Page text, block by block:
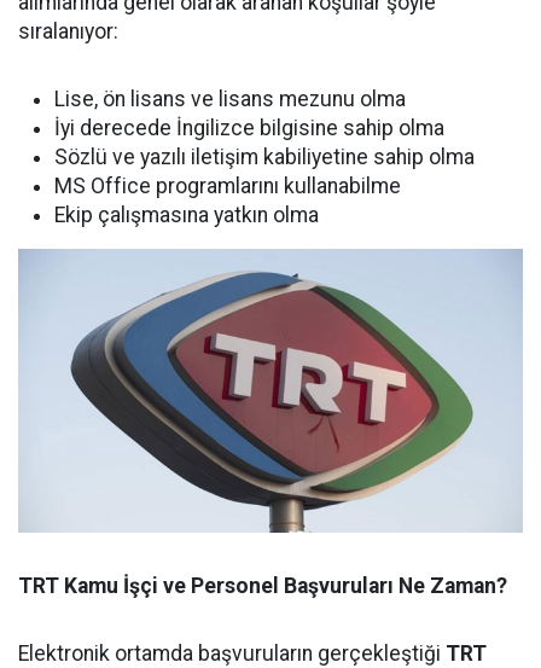
sıralanıyor:
Lise, ön lisans ve lisans mezunu olma
İyi derecede İngilizce bilgisine sahip olma
Sözlü ve yazılı iletişim kabiliyetine sahip olma
MS Office programlarını kullanabilme
Ekip çalışmasına yatkın olma
TRT Kamu İşçi ve Personel Başvuruları Ne Zaman?
Elektronik ortamda başvuruların gerçekleştiği TRT